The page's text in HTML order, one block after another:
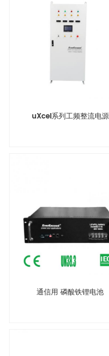
uXcel系列工频整流电源
通信用 磷酸铁锂电池